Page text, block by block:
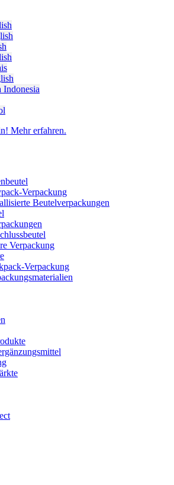
Indonesia
Mehr erfahren.
Verpackung
Beutelverpackungen
Verpackung
Verpackung